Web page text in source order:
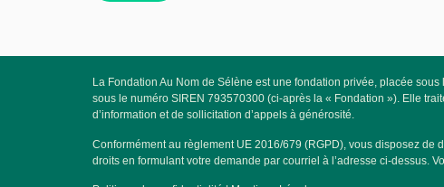
La Fondation Au Nom de Sélène est une fondation privée, placée
sous le numéro SIREN 793570300 (ci-après la « Fondation »). Elle
d’information et de sollicitation d’appels à générosité.
Conformément au règlement UE 2016/679 (RGPD), vous disposez de
droits en formulant votre demande par courriel à l’adresse ci-dessus.